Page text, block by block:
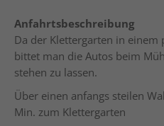
Anfahrtsbeschreibung
Da der Klettergarten in
bittet man die Autos beim
stehen zu lassen.
Über einen anfangs steilen
Min. zum Klettergarten